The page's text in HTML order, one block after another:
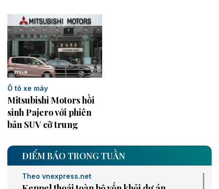
Ô tô xe máy
Mitsubishi Motors hồi
sinh Pajero với phiên
bản SUV cỡ trung
ĐIỂM BÁO TRONG TUẦN
Theo vnexpress.net